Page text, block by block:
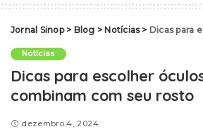
Jornal Sinop> Blog > Notícias> Dicas para escolher
Notícias
Dicas para escolher
combinam com seu rosto
dezembro 4, 2024